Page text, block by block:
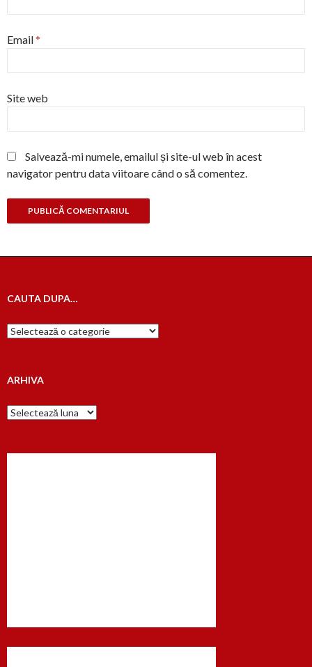
Email*
Site web
Salvează-mi numele, emailul și site-ul web în acest
navigator pentru data viitoare când o să comentez.
CAUTA DUPA…
Cauta
dupa…
ARHIVA
Arhiva